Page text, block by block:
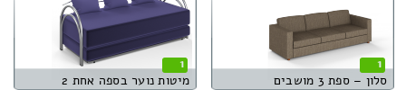
1
סלון – ספת 3 מושבים
1
מיטות נוער בספה אחת 2